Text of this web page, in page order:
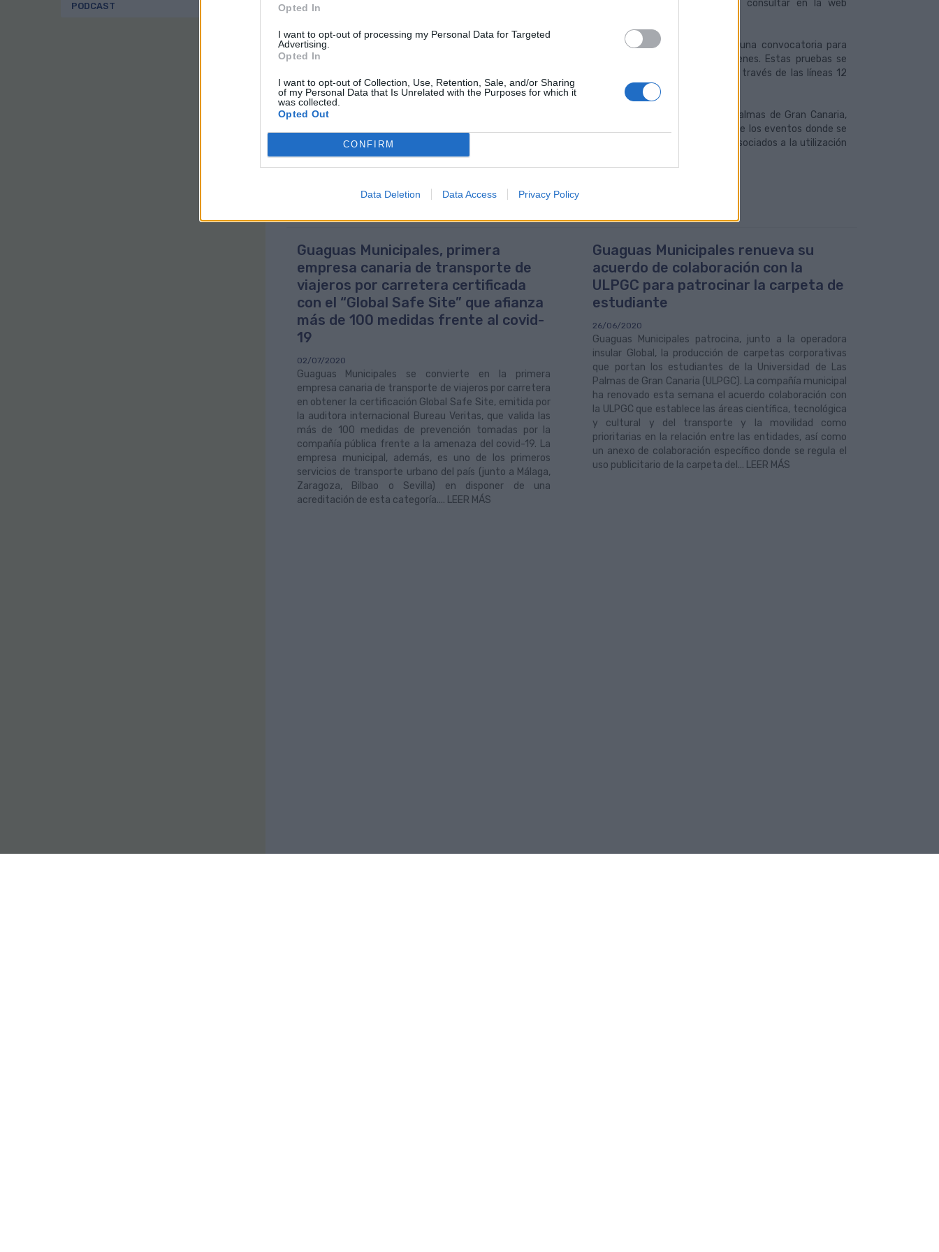
Opted In
I want to opt-out of processing my Personal Data for Targeted
Advertising.
Opted In
I want to opt-out of Collection, Use, Retention, Sale, and/or Sharing
of my Personal Data that Is Unrelated with the Purposes for which it
was collected.
Opted Out
CONFIRM
Data Deletion Data Access Privacy Policy
PODCAST
Campus Universitario) prestará su servicio habitual con los horarios que el cliente puede consultar en la web
Durante la tarde del sábado 4, la Consejería de Educación y Universidades mantiene abierta una convocatoria para
aquellos alumnos que, por distintas razones, no han acudido a las jornadas previas de exámenes. Estas pruebas se
realizarán en el edificio de La Granja, en la zona de San Cristóbal, a donde se puede acceder a través de las líneas 12
(Puerto - Hoya de La Plata) y 13 (Mercado de Vegueta - Tres Palmas).
Guaguas Municipales, en línea con la política del área de Movilidad del Ayuntamiento de Las Palmas de Gran Canaria,
recomienda el uso del transporte público para los desplazamientos diarios y, especialmente, ante los eventos donde se
prevea la concentración de un número elevado de personas, que puedan derivar en problemas asociados a la utilización
masiva de vehículos particulares (desplazamiento, aparcamiento…).
Guaguas Municipales, primera
empresa canaria de transporte de
viajeros por carretera certificada
con el “Global Safe Site” que afianza
más de 100 medidas frente al covid-
19
02/07/2020
Guaguas Municipales se convierte en la primera
empresa canaria de transporte de viajeros por carretera
en obtener la certificación Global Safe Site, emitida por
la auditora internacional Bureau Veritas, que valida las
más de 100 medidas de prevención tomadas por la
compañía pública frente a la amenaza del covid-19. La
empresa municipal, además, es uno de los primeros
servicios de transporte urbano del país (junto a Málaga,
Zaragoza, Bilbao o Sevilla) en disponer de una
acreditación de esta categoría.... LEER MÁS
Guaguas Municipales renueva su
acuerdo de colaboración con la
ULPGC para patrocinar la carpeta de
estudiante
26/06/2020
Guaguas Municipales patrocina, junto a la operadora
insular Global, la producción de carpetas corporativas
que portan los estudiantes de la Universidad de Las
Palmas de Gran Canaria (ULPGC). La compañía municipal
ha renovado esta semana el acuerdo colaboración con
la ULPGC que establece las áreas científica, tecnológica
y cultural y del transporte y la movilidad como
prioritarias en la relación entre las entidades, así como
un anexo de colaboración específico donde se regula el
uso publicitario de la carpeta del... LEER MÁS